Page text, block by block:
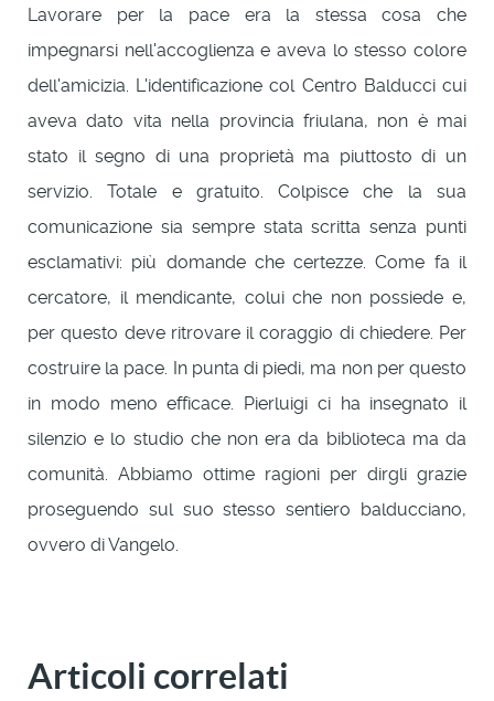
Lavorare per la pace era la stessa cosa che
impegnarsi nell'accoglienza e aveva lo stesso colore
dell'amicizia. L'identificazione col Centro Balducci cui
aveva dato vita nella provincia friulana, non è mai
stato il segno di una proprietà ma piuttosto di un
servizio. Totale e gratuito. Colpisce che la sua
comunicazione sia sempre stata scritta senza punti
esclamativi: più domande che certezze. Come fa il
cercatore, il mendicante, colui che non possiede e,
per questo deve ritrovare il coraggio di chiedere. Per
costruire la pace. In punta di piedi, ma non per questo
in modo meno efficace. Pierluigi ci ha insegnato il
silenzio e lo studio che non era da biblioteca ma da
comunità. Abbiamo ottime ragioni per dirgli grazie
proseguendo sul suo stesso sentiero balducciano,
ovvero di Vangelo.
Articoli correlati